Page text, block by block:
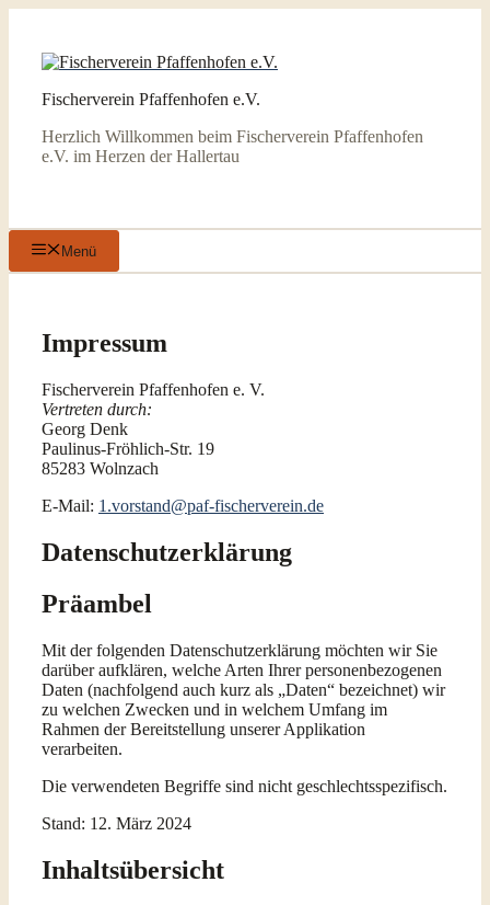
springen
Fischerverein Pfaffenhofen e.V.
Herzlich Willkommen beim Fischerverein Pfaffenhofen
e.V. im Herzen der Hallertau
Menü
Impressum
Fischerverein Pfaffenhofen e. V.
Vertreten durch:
Georg Denk
Paulinus-Fröhlich-Str. 19
85283 Wolnzach
E-Mail: 1.vorstand@paf-fischerverein.de
Datenschutzerklärung
Präambel
Mit der folgenden Datenschutzerklärung möchten wir Sie
darüber aufklären, welche Arten Ihrer personenbezogenen
Daten (nachfolgend auch kurz als „Daten“ bezeichnet) wir
zu welchen Zwecken und in welchem Umfang im
Rahmen der Bereitstellung unserer Applikation
verarbeiten.
Die verwendeten Begriffe sind nicht geschlechtsspezifisch.
Stand: 12. März 2024
Inhaltsübersicht